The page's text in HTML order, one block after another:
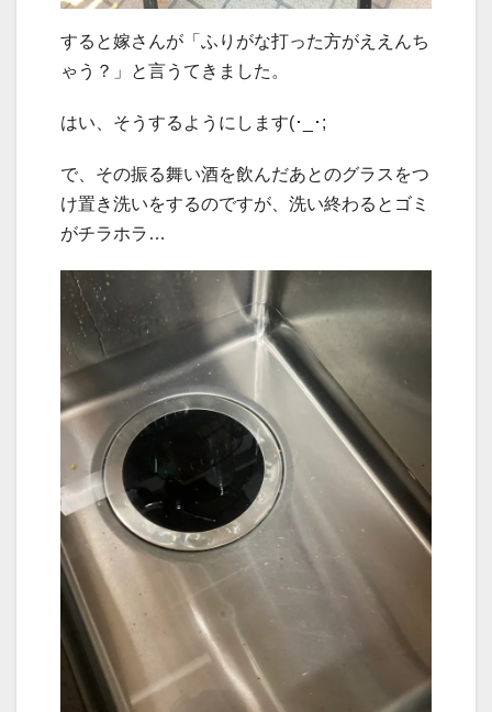
すると嫁さんが「ふりがな打った方がええんち
ゃう？」と言うてきました。
はい、そうするようにします(･_･;
で、その振る舞い酒を飲んだあとのグラスをつ
け置き洗いをするのですが、洗い終わるとゴミ
がチラホラ…